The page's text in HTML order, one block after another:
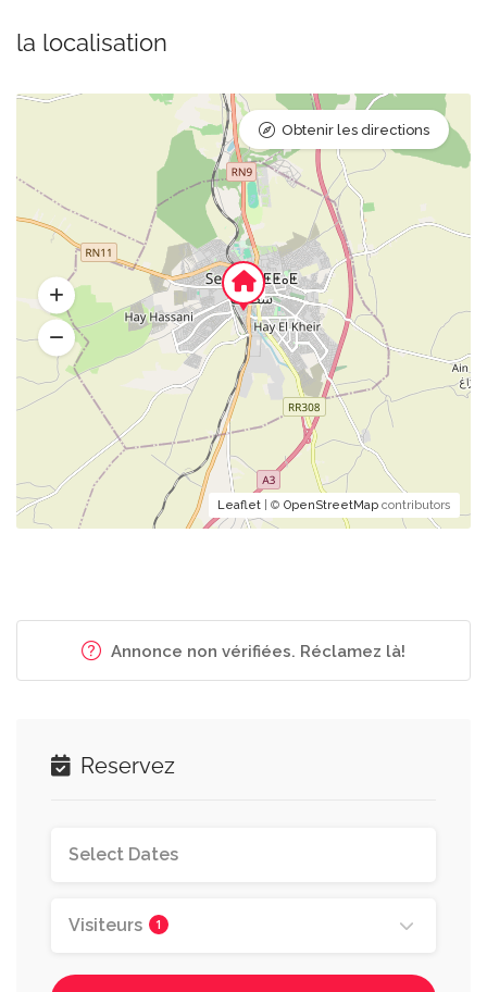
la localisation
Leaflet | © OpenStreetMap contributors
Obtenir les directions
Annonce non vérifiées. Réclamez là!
Reservez
Visiteurs 1